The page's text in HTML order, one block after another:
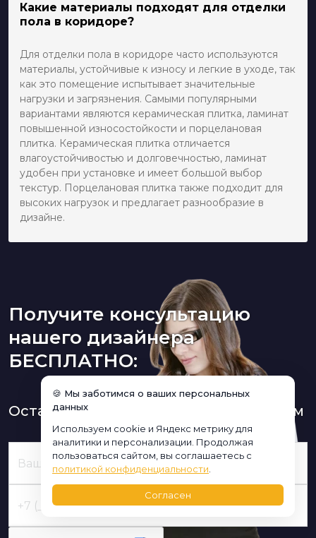
Какие материалы подходят для отделки
пола в коридоре?
Для отделки пола в коридоре часто используются
материалы, устойчивые к износу и легкие в уходе, так
как это помещение испытывает значительные
нагрузки и загрязнения. Самыми популярными
вариантами являются керамическая плитка, ламинат
повышенной износостойкости и порцелановая
плитка. Керамическая плитка отличается
влагоустойчивостью и долговечностью, ламинат
удобен при установке и имеет большой выбор
текстур. Порцелановая плитка также подходит для
высоких нагрузок и предлагает разнообразие в
дизайне.
Получите консультацию
нашего дизайнера
БЕСПЛАТНО:
Оставьте заявку и мы Вам перезвоним
🍪 Мы заботимся о ваших персональных
данных
Используем cookie и Яндекс метрику для
аналитики и персонализации. Продолжая
пользоваться сайтом, вы соглашаетесь с
политикой конфиденциальности
Согласен